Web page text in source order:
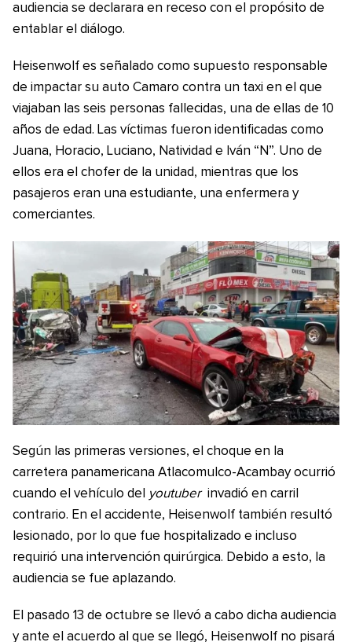
audiencia se declarara en receso con el propósito de
entablar el diálogo.
Heisenwolf es señalado como supuesto responsable
de impactar su auto Camaro contra un taxi en el que
viajaban las seis personas fallecidas, una de ellas de 10
años de edad. Las víctimas fueron identificadas como
Juana, Horacio, Luciano, Natividad e Iván “N”. Uno de
ellos era el chofer de la unidad, mientras que los
pasajeros eran una estudiante, una enfermera y
comerciantes.
Según las primeras versiones, el choque en la
carretera panamericana Atlacomulco-Acambay ocurrió
cuando el vehículo del
youtuber invadió en carril
contrario. En el accidente, Heisenwolf también resultó
lesionado, por lo que fue hospitalizado e incluso
requirió una intervención quirúrgica. Debido a esto, la
audiencia se fue aplazando.
El pasado 13 de octubre se llevó a cabo dicha audiencia
y ante el acuerdo al que se llegó, Heisenwolf no pisará